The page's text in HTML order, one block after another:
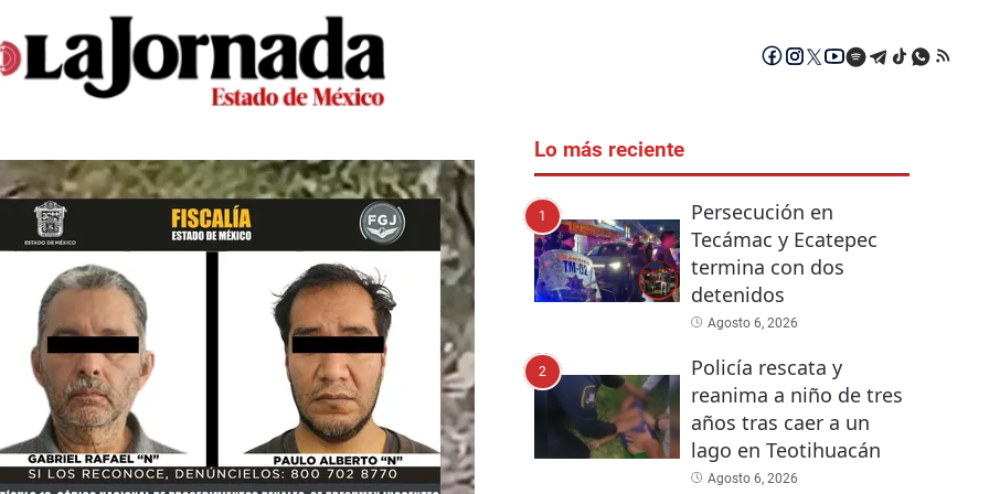
Lo más reciente
1
Persecución en
Tecámac y Ecatepec
termina con dos
detenidos
Agosto 6, 2026
2
Policía rescata y
reanima a niño de tres
años tras caer a un
lago en Teotihuacán
Agosto 6, 2026